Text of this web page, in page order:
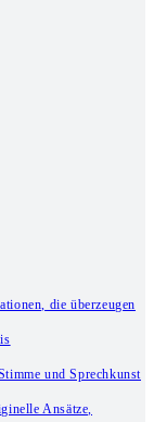
die überzeugen
und Sprechkunst
Ansätze,